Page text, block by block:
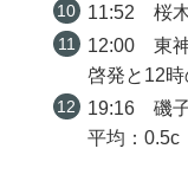
11:52 桜
12:00 東
啓発と12
19:16 磯
平均：0.5c